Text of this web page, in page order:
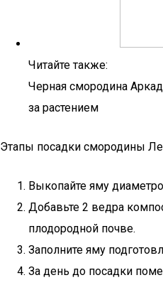
Читайте также:
Черная смородина
за растением
Этапы посадки смородины
Выкопайте яму
Добавьте 2 ведра
плодородной почве.
Заполните яму
За день до посадки